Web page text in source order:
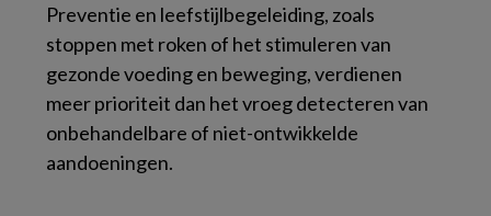
Preventie en leefstijlbegeleiding, zoals
stoppen met roken of het stimuleren van
gezonde voeding en beweging, verdienen
meer prioriteit dan het vroeg detecteren van
onbehandelbare of niet-ontwikkelde
aandoeningen.